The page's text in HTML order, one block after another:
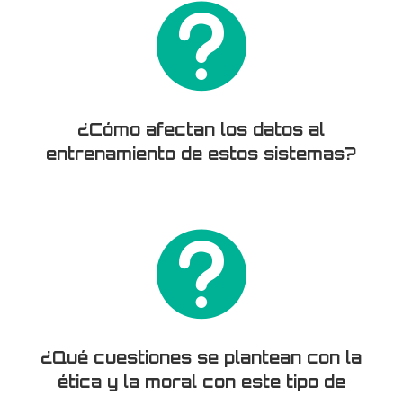

¿Cómo afectan los datos al
entrenamiento de estos sistemas?

¿Qué cuestiones se plantean con la
ética y la moral con este tipo de